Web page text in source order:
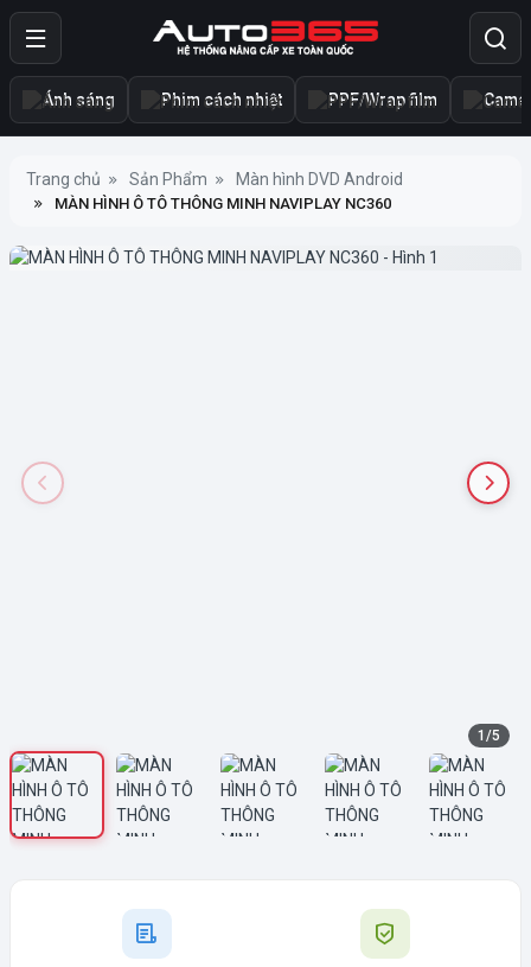
Ánh sáng Phim cách nhiệt PPF/Wrap film
Trang chủ Sản Phẩm Màn hình DVD Android
MÀN HÌNH Ô TÔ THÔNG MINH NAVIPLAY NC360
1 /5